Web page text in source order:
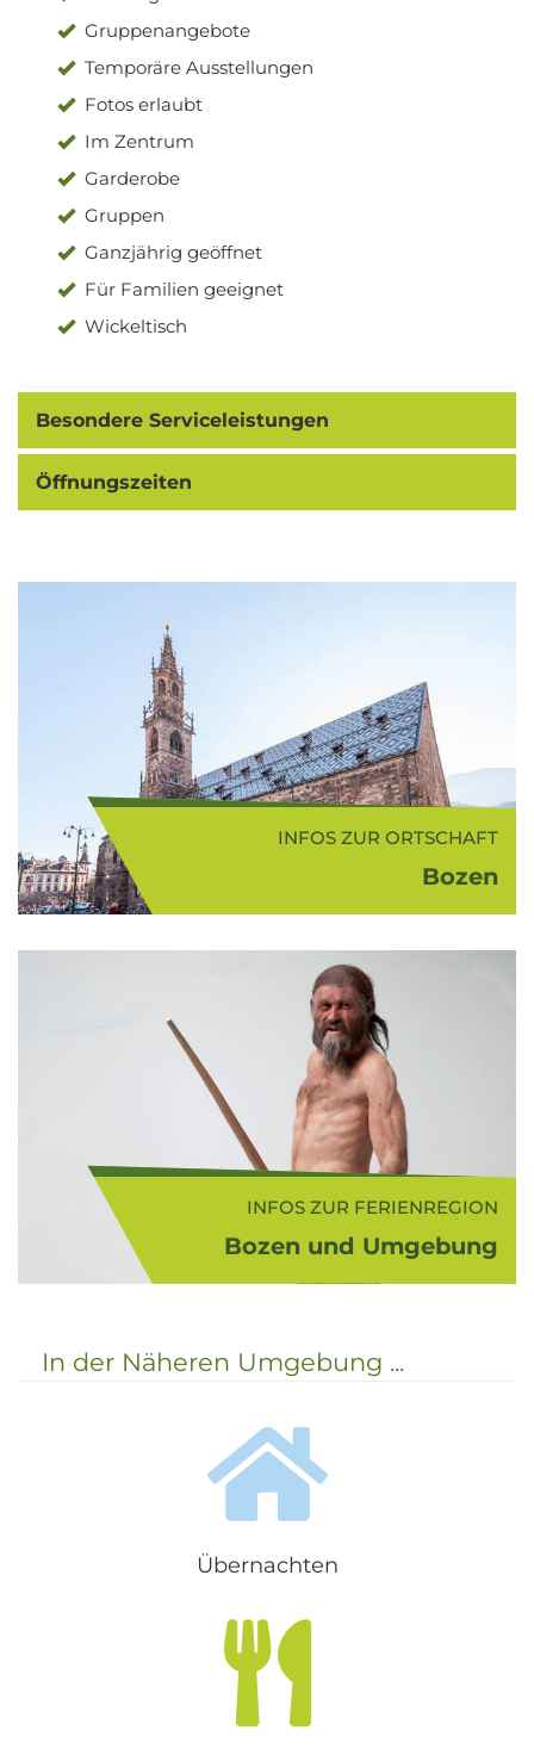
Gruppenangebote
Temporäre Ausstellungen
Fotos erlaubt
Im Zentrum
Garderobe
Gruppen
Ganzjährig geöffnet
Für Familien geeignet
Wickeltisch
Besondere Serviceleistungen
Öffnungszeiten
INFOS ZUR ORTSCHAFT
Bozen
Landeshauptstadt von Südtirol, Sitz
der Freien Universität Bozen und
zählt heute rund 100.000
Einwohner. Besonders sehenswert
ist sicherlich ...
INFOS ZUR FERIENREGION
Bozen und Umgebung
Unterland war stets eine
Übergangsregion zwischen Norden
Kultur und Spra...
In der Näheren Umgebung ...
Übernachten